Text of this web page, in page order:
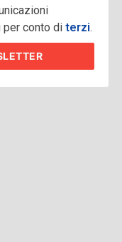
per conto diterzi.